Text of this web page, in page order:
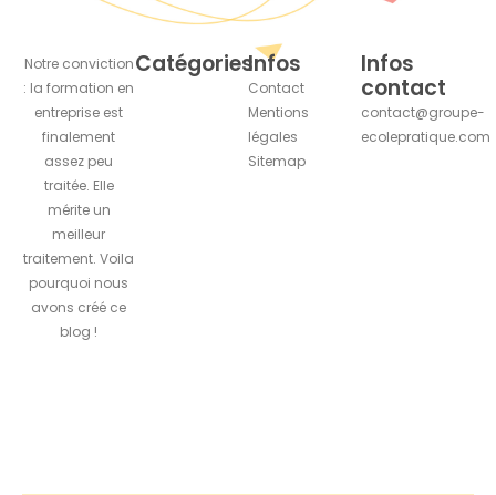
Notre conviction
: la formation en
entreprise est
finalement
assez peu
traitée. Elle
mérite un
meilleur
traitement. Voila
pourquoi nous
avons créé ce
blog !
CatégoriesInfos
Contact
Mentions
légales
Sitemap
Infos
contact
contact@groupe-
ecolepratique.com